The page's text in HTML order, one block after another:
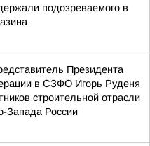
подозреваемого в
Президента
в СЗФО Игорь Руденя
строительной отрасли
Запада России